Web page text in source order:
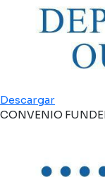
Descargar
CONVENIO